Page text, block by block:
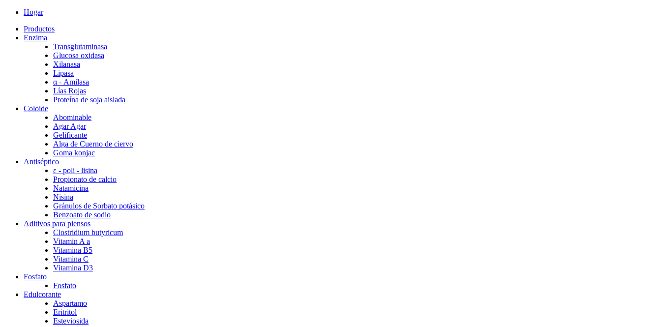
Hogar
Productos
Enzima
Transglutaminasa
Glucosa oxidasa
Xilanasa
Lipasa
α - Amilasa
Lías Rojas
Proteína de soja aislada
Coloide
Abominable
Agar Agar
Gelificante
Alga de Cuerno de ciervo
Goma konjac
Antiséptico
ε - poli - lisina
Propionato de calcio
Natamicina
Nisina
Gránulos de Sorbato potásico
Benzoato de sodio
Aditivos para piensos
Clostridium butyricum
Vitamin A a
Vitamina B5
Vitamina C
Vitamina D3
Fosfato
Fosfato
Edulcorante
Aspartamo
Eritritol
Esteviosida